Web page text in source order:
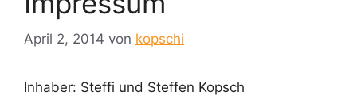
April 2, 2014 von kopschi
Inhaber: Steffi und Steffen Kopsch